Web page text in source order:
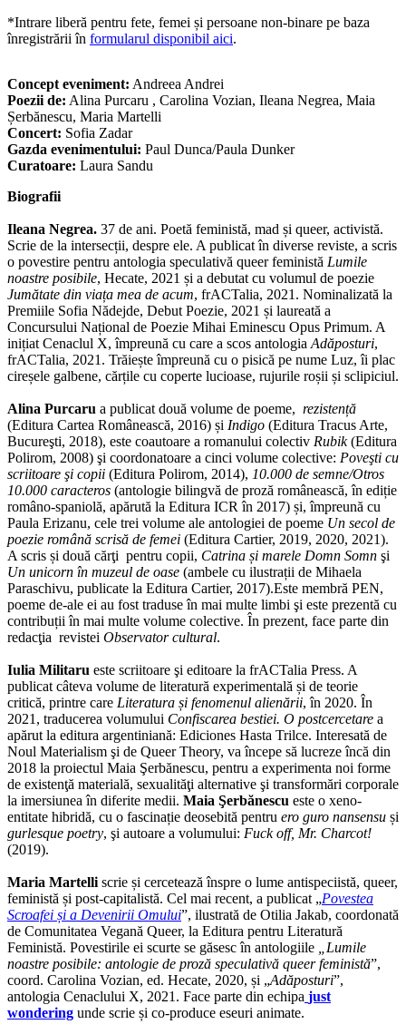
*Intrare liberă pentru fete, femei și persoane non-binare pe baza
înregistrării în formularul disponibil aici.
Concept eveniment: Andreea Andrei
Poezii de: Alina Purcaru , Carolina Vozian, Ileana Negrea, Maia
Șerbănescu, Maria Martelli
Concert: Sofia Zadar
Gazda evenimentului: Paul Dunca/Paula Dunker
Curatoare: Laura Sandu
Biografii
Ileana Negrea. 37 de ani. Poetă feministă, mad și queer, activistă.
Scrie de la intersecții, despre ele. A publicat în diverse reviste, a scris
o povestire pentru antologia speculativă queer feministă Lumile
noastre posibile, Hecate, 2021 și a debutat cu volumul de poezie
Jumătate din viața mea de acum, frACTalia, 2021. Nominalizată la
Premiile Sofia Nădejde, Debut Poezie, 2021 și laureată a
Concursului Național de Poezie Mihai Eminescu Opus Primum. A
inițiat Cenaclul X, împreună cu care a scos antologia Adăposturi,
frACTalia, 2021. Trăiește împreună cu o pisică pe nume Luz, îi plac
cireșele galbene, cărțile cu coperte lucioase, rujurile roșii și sclipiciul.
Alina Purcaru a publicat două volume de poeme, rezistență
(Editura Cartea Românească, 2016) și Indigo (Editura Tracus Arte,
Bucureşti, 2018), este coautoare a romanului colectiv Rubik(Editura
Polirom, 2008) şi coordonatoare a cinci volume colective: Poveşti cu
scriitoare şi copii (Editura Polirom, 2014), 10.000 de semne/Otros
10.000 caracteros (antologie bilingvă de proză românească, în ediție
româno-spaniolă, apărută la Editura ICR în 2017) și, împreună cu
Paula Erizanu, cele trei volume ale antologiei de poeme Un secol de
poezie română scrisă de femei (Editura Cartier, 2019, 2020, 2021).
A scris și două cărţi pentru copii, Catrina și marele Domn Somn şi
Un unicorn în muzeul de oase (ambele cu ilustrații de Mihaela
Paraschivu, publicate la Editura Cartier, 2017).Este membră PEN,
poeme de-ale ei au fost traduse în mai multe limbi şi este prezentă cu
contribuții în mai multe volume colective. În prezent, face parte din
redacţia revistei Observator cultural.
Iulia Militaru este scriitoare şi editoare la frACTalia Press. A
publicat câteva volume de literatură experimentală și de teorie
critică, printre care Literatura și fenomenul alienării, în 2020. În
2021, traducerea volumului Confiscarea bestiei. O postcercetare a
apărut la editura argentiniană: Ediciones Hasta Trilce. Interesată de
Noul Materialism şi de Queer Theory, va începe să lucreze încă din
2018 la proiectul Maia Şerbănescu, pentru a experimenta noi forme
de existenţă materială, sexualităţi alternative şi transformări corporale
la imersiunea în diferite medii. Maia Şerbănescu este o xeno-
entitate hibridă, cu o fascinație deosebită pentru ero guro nansensu și
gurlesque poetry, şi autoare a volumului: Fuck off, Mr. Charcot!
(2019).
Maria Martelli scrie și cercetează înspre o lume antispeciistă, queer,
feministă și post-capitalistă. Cel mai recent, a publicat „Povestea
Scroafei și a Devenirii Omului”, ilustrată de Otilia Jakab, coordonată
de Comunitatea Vegană Queer, la Editura pentru Literatură
Feministă. Povestirile ei scurte se găsesc în antologiile
„Lumile
noastre posibile: antologie de proză speculativă queer feministă”,
coord. Carolina Vozian, ed. Hecate, 2020, și „Adăposturi”,
antologia Cenaclului X, 2021. Face parte din echipa just
wondering unde scrie și co-produce eseuri animate.